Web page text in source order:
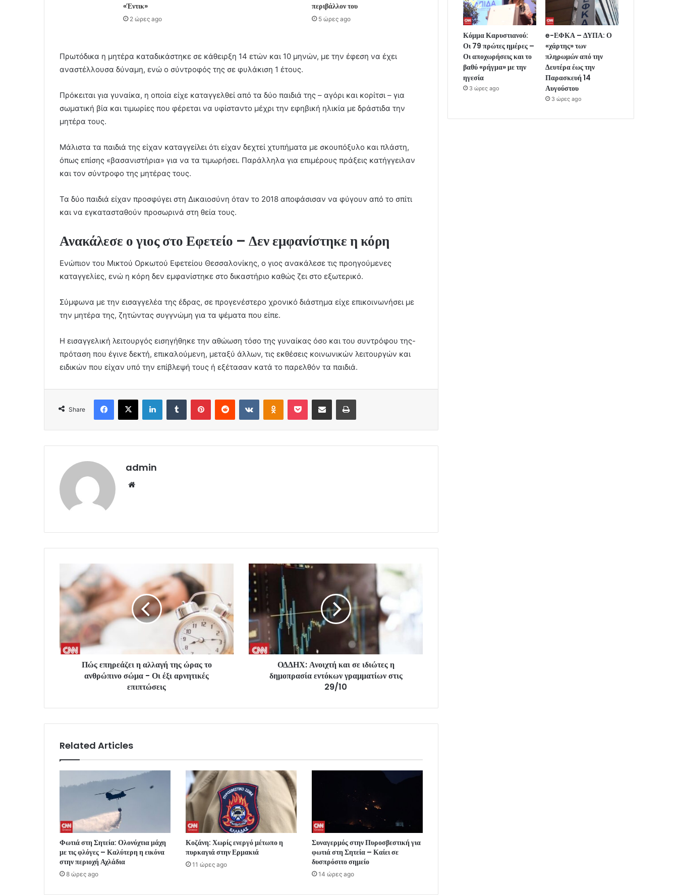
«Έντικ»
2 ώρες ago
περιβάλλον του
5 ώρες ago
Πρωτόδικα η μητέρα καταδικάστηκε σε κάθειρξη 14 ετών και 10 μηνών, με την έφεση να έχει
αναστέλλουσα δύναμη, ενώ ο σύντροφός της σε φυλάκιση 1 έτους.
Πρόκειται για γυναίκα, η οποία είχε καταγγελθεί από τα δύο παιδιά της – αγόρι και κορίτσι – για
σωματική βία και τιμωρίες που φέρεται να υφίσταντο μέχρι την εφηβική ηλικία με δράστιδα την
μητέρα τους.
Μάλιστα τα παιδιά της είχαν καταγγείλει ότι είχαν δεχτεί χτυπήματα με σκουπόξυλο και πλάστη,
όπως επίσης «βασανιστήρια» για να τα τιμωρήσει. Παράλληλα για επιμέρους πράξεις κατήγγειλαν
και τον σύντροφο της μητέρας τους.
Τα δύο παιδιά είχαν προσφύγει στη Δικαιοσύνη όταν το 2018 αποφάσισαν να φύγουν από το σπίτι
και να εγκατασταθούν προσωρινά στη θεία τους.
Ανακάλεσε ο γιος στο Εφετείο – Δεν εμφανίστηκε η κόρη
Ενώπιον του Μικτού Ορκωτού Εφετείου Θεσσαλονίκης, ο γιος ανακάλεσε τις προηγούμενες
καταγγελίες, ενώ η κόρη δεν εμφανίστηκε στο δικαστήριο καθώς ζει στο εξωτερικό.
Σύμφωνα με την εισαγγελέα της έδρας, σε προγενέστερο χρονικό διάστημα είχε επικοινωνήσει με
την μητέρα της, ζητώντας συγγνώμη για τα ψέματα που είπε.
Η εισαγγελική λειτουργός εισηγήθηκε την αθώωση τόσο της γυναίκας όσο και του συντρόφου της-
πρόταση που έγινε δεκτή, επικαλούμενη, μεταξύ άλλων, τις εκθέσεις κοινωνικών λειτουργών και
ειδικών που είχαν υπό την επίβλεψή τους ή εξέτασαν κατά το παρελθόν τα παιδιά.
Share
Facebook
X LinkedInTumblr PinterestReddit VKontakteOdnoklassniki
Pocket Share via Email Print
admin
Πώς επηρεάζει η αλλαγή της ώρας το
ανθρώπινο σώμα - Οι έξι αρνητικές
επιπτώσεις
ΟΔΔΗΧ: Ανοιχτή και σε ιδιώτες η
δημοπρασία εντόκων γραμματίων στις
29/10
Related Articles
Φωτιά στη Σητεία: Ολονύχτια μάχη
με τις φλόγες – Καλύτερη η εικόνα
στην περιοχή Αχλάδια
8 ώρες ago
Κοζάνη: Χωρίς ενεργό μέτωπο η
πυρκαγιά στην Ερμακιά
11 ώρες ago
Συναγερμός στην Πυροσβεστική για
φωτιά στη Σητεία – Καίει σε
δυσπρόσιτο σημείο
14 ώρες ago
Κόμμα Καρυστιανού:
Οι 79 πρώτες ημέρες –
Οι αποχωρήσεις και το
βαθύ «ρήγμα» με την
ηγεσία
3 ώρες ago
e-ΕΦΚΑ – ΔΥΠΑ: Ο
«χάρτης» των
πληρωμών από την
Δευτέρα έως την
Παρασκευή 14
Αυγούστου
3 ώρες ago